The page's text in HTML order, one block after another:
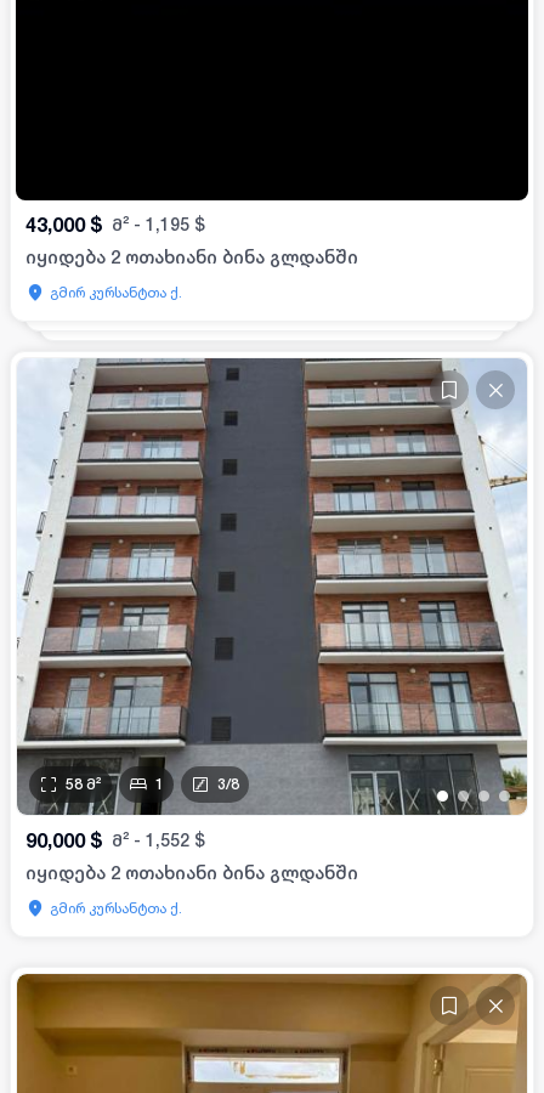
43,000 $ მ² - 1,195 $
იყიდება 2 ოთახიანი ბინა გლდანში
გმირ კურსანტთა ქ.
• •• •
58 მ² 1 3/8
90,000 $ მ² - 1,552 $
იყიდება 2 ოთახიანი ბინა გლდანში
გმირ კურსანტთა ქ.